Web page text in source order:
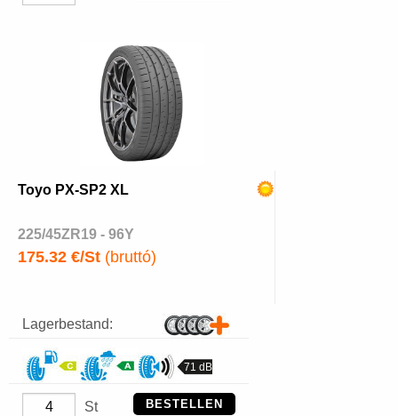
Toyo PX-SP2 XL
225/45ZR19 - 96Y
175.32 €/St (bruttó)
Lagerbestand:
71 dB
St BESTELLEN